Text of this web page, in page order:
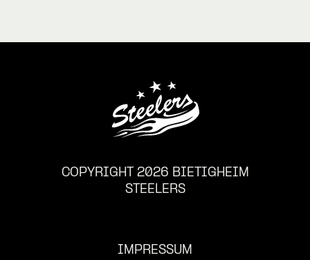
COPYRIGHT 2026 BIETIGHEIM
STEELERS
IMPRESSUM